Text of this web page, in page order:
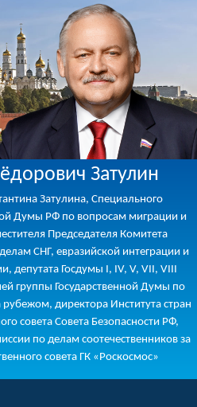
Затулин
Затулина, Специального
Думы РФ по вопросам миграции и
Председателя Комитета
СНГ, евразийской интеграции и
депутата Госдумы I, IV, V, VII, VIII
группы Государственной Думы по
директора Института стран
совета Совета Безопасности РФ,
по делам соотечественников за
совета ГК «Роскосмос»